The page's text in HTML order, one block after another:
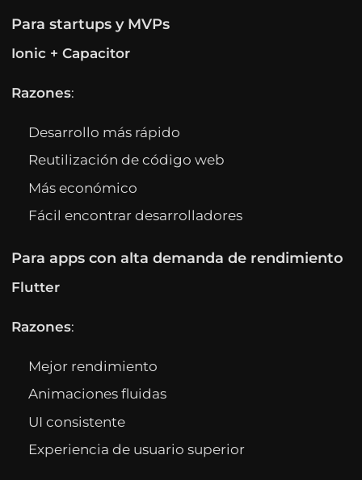
Para startups y MVPs
Ionic + Capacitor
Razones:
Desarrollo más rápido
Reutilización de código web
Más económico
Fácil encontrar desarrolladores
Para apps con alta demanda de rendimiento
Flutter
Razones:
Mejor rendimiento
Animaciones fluidas
UI consistente
Experiencia de usuario superior